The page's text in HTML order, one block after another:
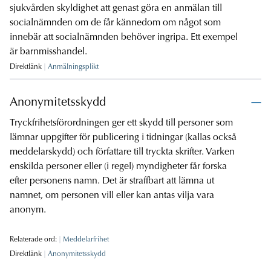
sjukvården skyldighet att genast göra en anmälan till
socialnämnden om de får kännedom om något som
innebär att socialnämnden behöver ingripa. Ett exempel
är barnmisshandel.
Direktlänk Anmälningsplikt
Anonymitetsskydd
Tryckfrihetsförordningen ger ett skydd till personer som
lämnar uppgifter för publicering i tidningar (kallas också
meddelarskydd) och författare till tryckta skrifter. Varken
enskilda personer eller (i regel) myndigheter får forska
efter personens namn. Det är straffbart att lämna ut
namnet, om personen vill eller kan antas vilja vara
anonym.
Relaterade ord:
Meddelarfrihet
Direktlänk
Anonymitetsskydd